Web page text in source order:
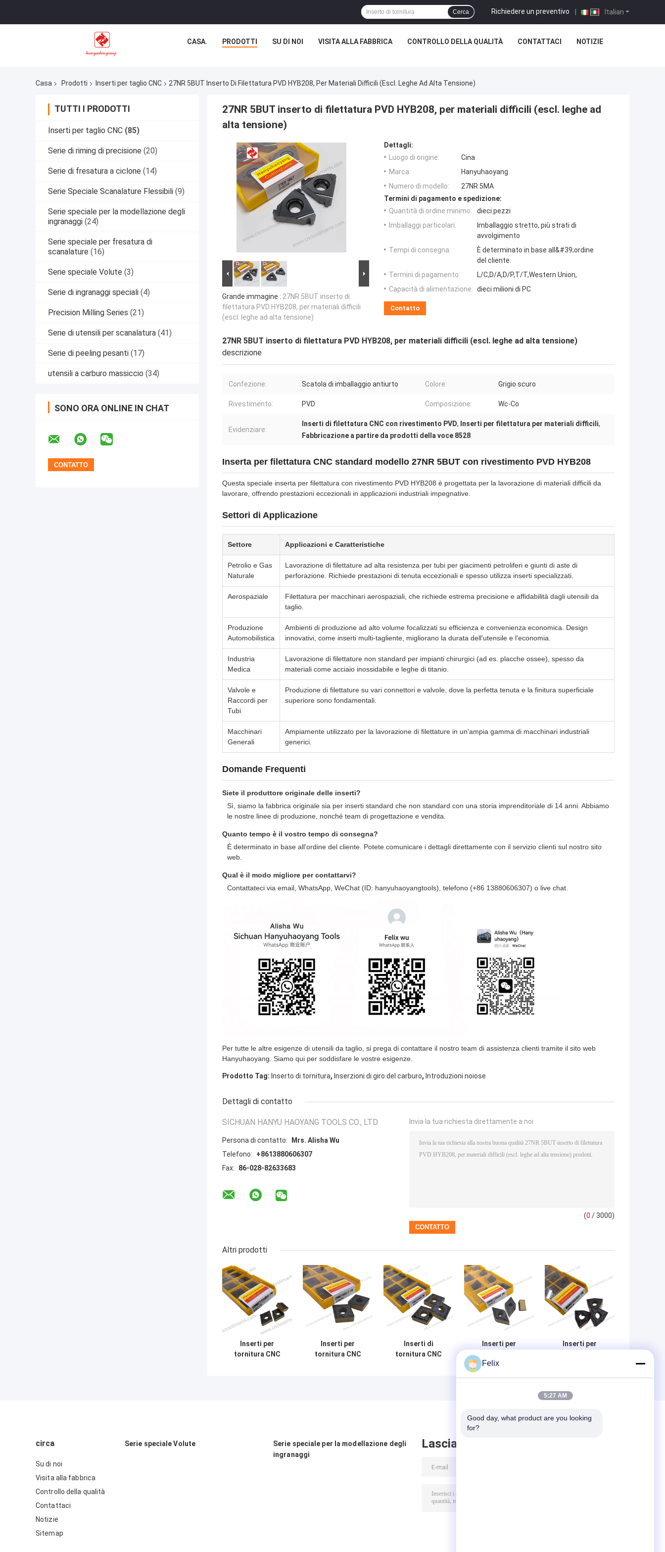
Italian
Richiedere un preventivo |
Cerca
CASA. PRODOTTI SU DI NOI VISITA ALLA FABBRICA CONTROLLO DELLA QUALITÀ CONTATTACI NOTIZIE
Casa Prodotti Inserti per taglio CNC 27NR 5BUT Inserto Di Filettatura PVD HYB208, Per Materiali Difficili (escl. Leghe Ad Alta Tensione)
TUTTI I PRODOTTI
Inserti per taglio CNC (85)
Serie di riming di precisione (20)
Serie di fresatura a ciclone (14)
Serie Speciale Scanalature Flessibili (9)
Serie speciale per la modellazione degli
ingranaggi (24)
Serie speciale per fresatura di
scanalature (16)
Serie speciale Volute (3)
Serie di ingranaggi speciali (4)
Precision Milling Series (21)
Serie di utensili per scanalatura (41)
Serie di peeling pesanti (17)
utensili a carburo massiccio (34)
SONO ORA ONLINE IN CHAT
27NR 5BUT inserto di filettatura PVD HYB208, per materiali difficili (escl. leghe ad
alta tensione)
Grande immagine : 27NR 5BUT inserto di
filettatura PVD HYB208, per materiali difficili
(escl. leghe ad alta tensione)
Dettagli:
Luogo di origine:
Cina
Marca:
Hanyuhaoyang
Numero di modello:
27NR 5MA
Termini di pagamento e spedizione:
Quantità di ordine minimo:
dieci pezzi
Imballaggi particolari:
Imballaggio stretto, più strati di
avvolgimento
Tempi di consegna:
È determinato in base all&#39;ordine
del cliente.
Termini di pagamento:
L/C,D/A,D/P,T/T,Western Union,
Capacità di alimentazione: dieci milioni di PC
Contatto
27NR 5BUT inserto di filettatura PVD HYB208, per materiali difficili (escl. leghe ad alta tensione)
descrizione
Confezione: Scatola di imballaggio antiurto Colore: Grigio scuro
Rivestimento: PVD Composizione: Wc-Co
Evidenziare:
Inserti di filettatura CNC con rivestimento PVD, Inserti per filettatura per materiali difficili,
Fabbricazione a partire da prodotti della voce 8528
Inserta per filettatura CNC standard modello 27NR 5BUT con rivestimento PVD HYB208
Questa speciale inserta per filettatura con rivestimento PVD HYB208 è progettata per la lavorazione di materiali difficili da
lavorare, offrendo prestazioni eccezionali in applicazioni industriali impegnative.
Settori di Applicazione
Settore Applicazioni e Caratteristiche
Petrolio e Gas
Naturale
Lavorazione di filettature ad alta resistenza per tubi per giacimenti petroliferi e giunti di aste di
perforazione. Richiede prestazioni di tenuta eccezionali e spesso utilizza inserti specializzati.
Aerospaziale
Filettatura per macchinari aerospaziali, che richiede estrema precisione e affidabilità dagli utensili da
taglio.
Produzione
Automobilistica
Ambienti di produzione ad alto volume focalizzati su efficienza e convenienza economica. Design
innovativi, come inserti multi-tagliente, migliorano la durata dell'utensile e l'economia.
Industria
Medica
Lavorazione di filettature non standard per impianti chirurgici (ad es. placche ossee), spesso da
materiali come acciaio inossidabile e leghe di titanio.
Valvole e
Raccordi per
Tubi
Produzione di filettature su vari connettori e valvole, dove la perfetta tenuta e la finitura superficiale
superiore sono fondamentali.
Macchinari
Generali
Ampiamente utilizzato per la lavorazione di filettature in un'ampia gamma di macchinari industriali
generici.
Domande Frequenti
Siete il produttore originale delle inserti?
Sì, siamo la fabbrica originale sia per inserti standard che non standard con una storia imprenditoriale di 14 anni. Abbiamo
le nostre linee di produzione, nonché team di progettazione e vendita.
Quanto tempo è il vostro tempo di consegna?
È determinato in base all'ordine del cliente. Potete comunicare i dettagli direttamente con il servizio clienti sul nostro sito
web.
Qual è il modo migliore per contattarvi?
Contattateci via email, WhatsApp, WeChat (ID: hanyuhaoyangtools), telefono (+86 13880606307) o live chat.
Per tutte le altre esigenze di utensili da taglio, si prega di contattare il nostro team di assistenza clienti tramite il sito web
Hanyuhaoyang. Siamo qui per soddisfare le vostre esigenze.
Prodotto Tag: Inserto di tornitura, Inserzioni di giro del carburo, Introduzioni noiose
Dettagli di contatto
SICHUAN HANYU HAOYANG TOOLS CO., LTD.
Persona di contatto:
Mrs. Alisha Wu
Telefono:
+8613880606307
Fax:
86-028-82633683
Invia la tua richiesta direttamente a noi
(0 / 3000)
Altri prodotti
Inserti per
tornitura CNC
Inserti per
tornitura CNC
Inserti di
tornitura CNC
Inserti per
tornitura CNC
Wc-Co
Rivestimento CVD
Inserti per
HY029 Acciai
circa
Su di noi
Visita alla fabbrica
Controllo della qualità
Contattaci
Notizie
Sitemap
Serie speciale Volute
Serie speciale per la modellazione degli
ingranaggi
Lasciare messaggio
Felix
5:27 AM
Good day, what product are you looking
for?